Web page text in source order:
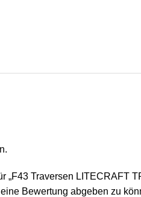
„F43 Traversen LITECRAFT
Bewertung abgeben zu